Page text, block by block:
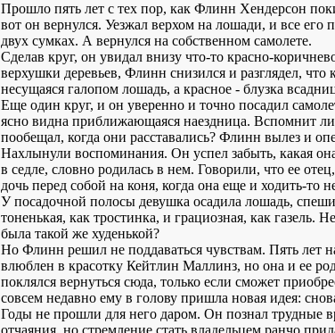
Прошло пять лет с тех пор, как Флинн Хендерсон
вот он вернулся. Уезжал верхом на лошади, и все его
двух сумках. А вернулся на собственном самолете.
Сделав круг, он увидал внизу что-то красно-
верхушки деревьев, Флинн снизился и разглядел, что
несущаяся галопом лошадь, а красное - блузка
Еще один круг, и он уверенно и точно посадил
ясно видна приближающаяся наездница. Вспомнит
пообещал, когда они расставались? Флинн вылез и
Нахлынули воспоминания. Он успел забыть, какая
в седле, словно родилась в нем. Говорили, что ее
дочь перед собой на коня, когда она еще и ходить-то
У посадочной полосы девушка осадила лошадь,
тоненькая, как тростинка, и грациозная, как газель.
была такой же худенькой?
Но Флинн решил не поддаваться чувствам. Пять лет
влюблен в красотку Кейтлин Маллинз, но она и ее
поклялся вернуться сюда, только если сможет
совсем недавно ему в голову пришла новая идея:
Годы не прошли для него даром. Он познал трудные